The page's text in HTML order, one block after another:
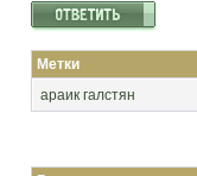
Метки
араик галстян